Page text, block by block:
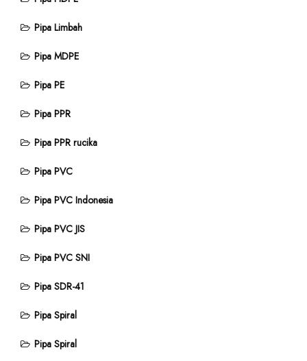
Pipa Limbah
Pipa MDPE
Pipa PE
Pipa PPR
Pipa PPR rucika
Pipa PVC
Pipa PVC Indonesia
Pipa PVC JIS
Pipa PVC SNI
Pipa SDR-41
Pipa Spiral
Pipa Spiral